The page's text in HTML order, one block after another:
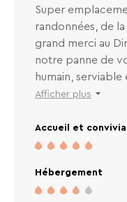
Super
randonnées, de
grand merci au
notre panne de
humain,
(Leila, Morganne
service). Le
reste un super
l'équipe.
Afficher plus
Accueil et
Hébergement